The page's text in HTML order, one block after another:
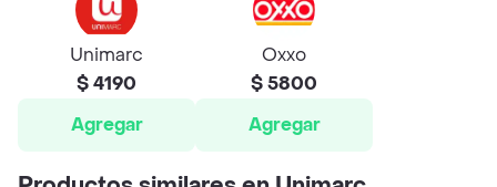
Unimarc
$ 4190
Agregar
Oxxo
$ 5800
Agregar